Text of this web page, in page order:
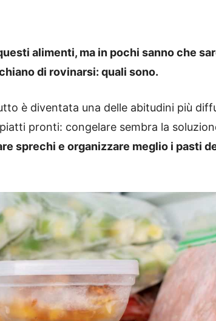
alimenti, ma in pochi sanno che
di rovinarsi: quali sono.
è diventata una delle abitudini più
pronti: congelare sembra la
sprechi e organizzare meglio i pasti